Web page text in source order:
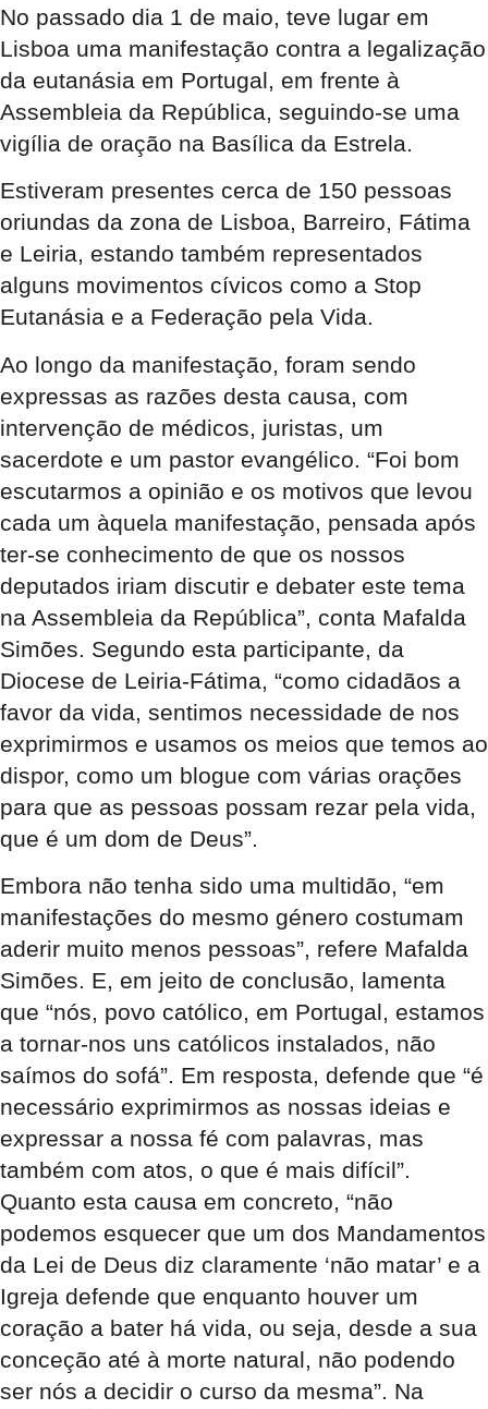
No passado dia 1 de maio, teve lugar em
Lisboa uma manifestação contra a legalização
da eutanásia em Portugal, em frente à
Assembleia da República, seguindo-se uma
vigília de oração na Basílica da Estrela.
Estiveram presentes cerca de 150 pessoas
oriundas da zona de Lisboa, Barreiro, Fátima
e Leiria, estando também representados
alguns movimentos cívicos como a Stop
Eutanásia e a Federação pela Vida.
Ao longo da manifestação, foram sendo
expressas as razões desta causa, com
intervenção de médicos, juristas, um
sacerdote e um pastor evangélico. “Foi bom
escutarmos a opinião e os motivos que levou
cada um àquela manifestação, pensada após
ter-se conhecimento de que os nossos
deputados iriam discutir e debater este tema
na Assembleia da República”, conta Mafalda
Simões. Segundo esta participante, da
Diocese de Leiria-Fátima, “como cidadãos a
favor da vida, sentimos necessidade de nos
exprimirmos e usamos os meios que temos ao
dispor, como um blogue com várias orações
para que as pessoas possam rezar pela vida,
que é um dom de Deus”.
Embora não tenha sido uma multidão, “em
manifestações do mesmo género costumam
aderir muito menos pessoas”, refere Mafalda
Simões. E, em jeito de conclusão, lamenta
que “nós, povo católico, em Portugal, estamos
a tornar-nos uns católicos instalados, não
saímos do sofá”. Em resposta, defende que “é
necessário exprimirmos as nossas ideias e
expressar a nossa fé com palavras, mas
também com atos, o que é mais difícil”.
Quanto esta causa em concreto, “não
podemos esquecer que um dos Mandamentos
da Lei de Deus diz claramente ‘não matar’ e a
Igreja defende que enquanto houver um
coração a bater há vida, ou seja, desde a sua
conceção até à morte natural, não podendo
ser nós a decidir o curso da mesma”. Na